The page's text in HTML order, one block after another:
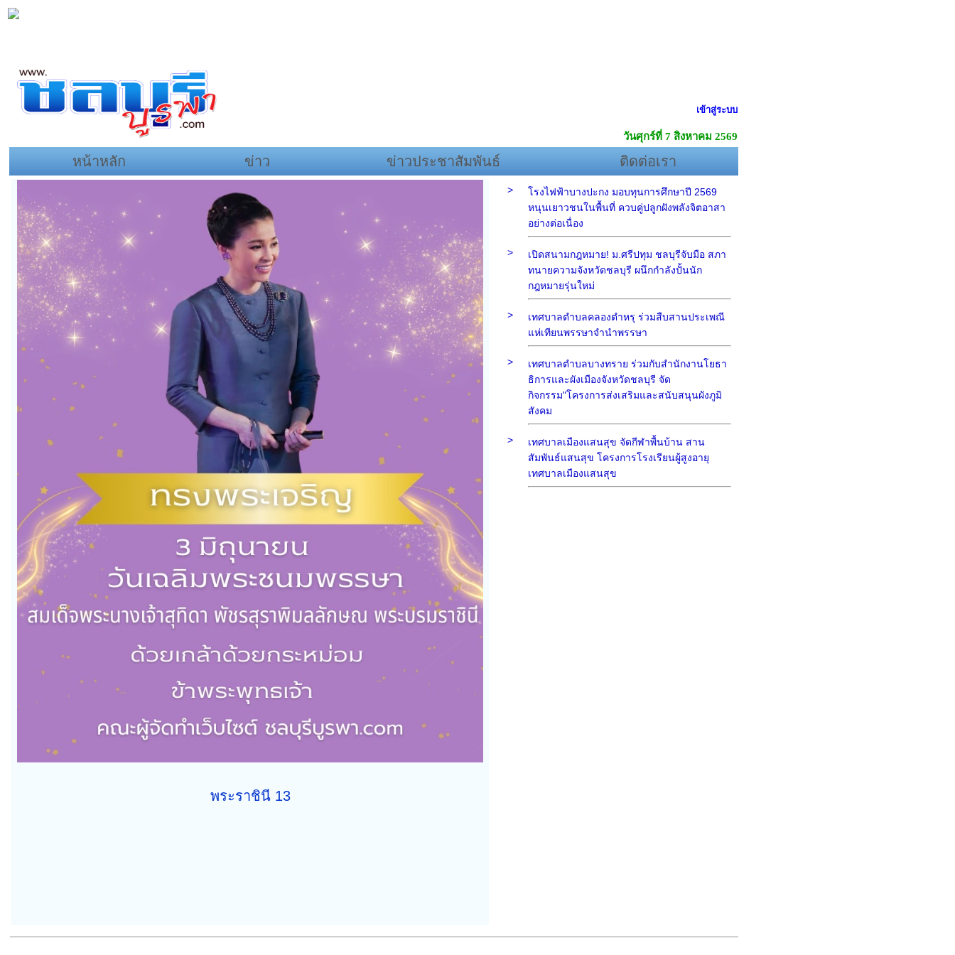
เข้าสู่ระบบ
วันศุกร์ที่ 7 สิงหาคม 2569
หน้าหลัก ข่าว ข่าวประชาสัมพันธ์ ติดต่อเรา
พระราชินี 13
>
โรงไฟฟ้าบางปะกง มอบทุนการศึกษาปี 2569
หนุนเยาวชนในพื้นที่ ควบคู่ปลูกฝังพลังจิตอาสา
อย่างต่อเนื่อง
>
เปิดสนามกฎหมาย! ม.ศรีปทุม ชลบุรีจับมือ สภา
ทนายความจังหวัดชลบุรี ผนึกกำลังปั้นนัก
กฎหมายรุ่นใหม่
>
เทศบาลตำบลคลองตำหรุ ร่วมสืบสานประเพณี
แห่เทียนพรรษาจำนำพรรษา
>
เทศบาลตำบลบางทราย ร่วมกับสำนักงานโยธา
ธิการและผังเมืองจังหวัดชลบุรี จัด
กิจกรรม"โครงการส่งเสริมและสนับสนุนผังภูมิ
สังคม
>
เทศบาลเมืองแสนสุข จัดกีฬาพื้นบ้าน สาน
สัมพันธ์แสนสุข โครงการโรงเรียนผู้สูงอายุ
เทศบาลเมืองแสนสุข
———————————————————————————————————————————————————————————–––––––––